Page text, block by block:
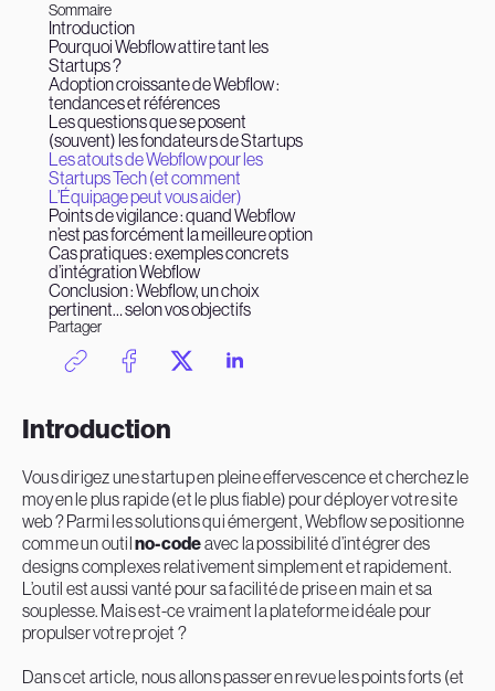
Sommaire
Introduction
Pourquoi Webflow attire tant les
Startups ?
Adoption croissante de Webflow :
tendances et références
Les questions que se posent
(souvent) les fondateurs de Startups
Les atouts de Webflow pour les
Startups Tech (et comment
L’Équipage peut vous aider)
Points de vigilance : quand Webflow
n’est pas forcément la meilleure option
Cas pratiques : exemples concrets
d’intégration Webflow
Conclusion : Webflow, un choix
pertinent… selon vos objectifs
Partager
Introduction
Vous dirigez une startup en pleine effervescence et cherchez le
moyen le plus rapide (et le plus fiable) pour déployer votre site
web ? Parmi les solutions qui émergent, Webflow se positionne
comme un outilno-codeavec la possibilité d’intégrer des
designs complexes relativement simplement et rapidement.
L’outil est aussi vanté pour sa facilité de prise en main et sa
souplesse. Mais est-ce vraiment la plateforme idéale pour
propulser votre projet ?
Dans cet article, nous allons passer en revue les points forts (et